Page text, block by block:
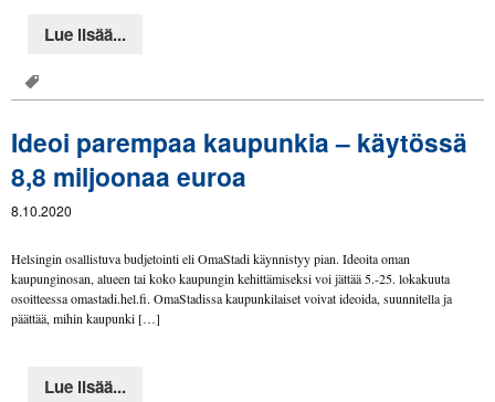
Lue lisää...
Ideoi parempaa kaupunkia – käytössä
8,8 miljoonaa euroa
8.10.2020
Helsingin osallistuva budjetointi eli OmaStadi käynnistyy pian. Ideoita oman
kaupunginosan, alueen tai koko kaupungin kehittämiseksi voi jättää 5.-25. lokakuuta
osoitteessa omastadi.hel.fi. OmaStadissa kaupunkilaiset voivat ideoida, suunnitella ja
päättää, mihin kaupunki […]
Lue lisää...